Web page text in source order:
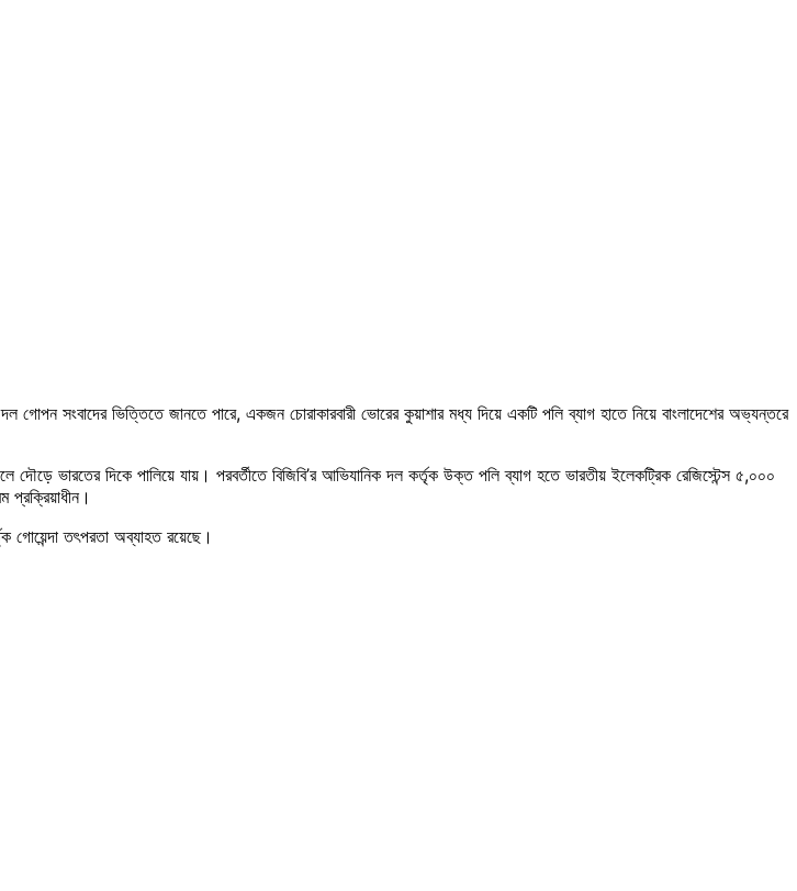
গোপন সংবাদের ভিত্তিতে জানতে পারে, একজন চোরাকারবারী ভোরের কুয়াশার মধ্য দিয়ে একটি পলি ব্যাগ হাতে নিয়ে বাংলাদেশের অভ্যন্তরে
ভারতের দিকে পালিয়ে যায়। পরবর্তীতে বিজিবি’র আভিযানিক দল কর্তৃক উক্ত পলি ব্যাগ হতে ভারতীয় ইলেকট্রিক রেজিস্টেন্স ৫,০০০
প্রক্রিয়াধীন।
গোয়েন্দা তৎপরতা অব্যাহত রয়েছে।